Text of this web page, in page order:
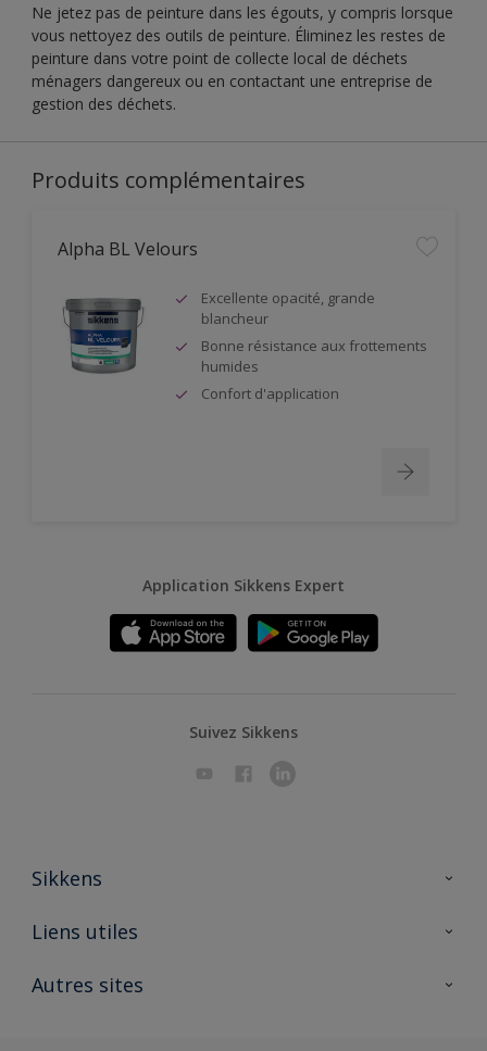
Ne jetez pas de peinture dans les égouts, y compris lorsque
vous nettoyez des outils de peinture. Éliminez les restes de
peinture dans votre point de collecte local de déchets
ménagers dangereux ou en contactant une entreprise de
gestion des déchets.
Produits complémentaires
Alpha BL Velours
Excellente opacité, grande
blancheur
Bonne résistance aux frottements
humides
Confort d'application
Application Sikkens Expert
Suivez Sikkens
Sikkens
A propos de Sikkens
Liens utiles
Ouvrir un magasin PASS
Autres sites